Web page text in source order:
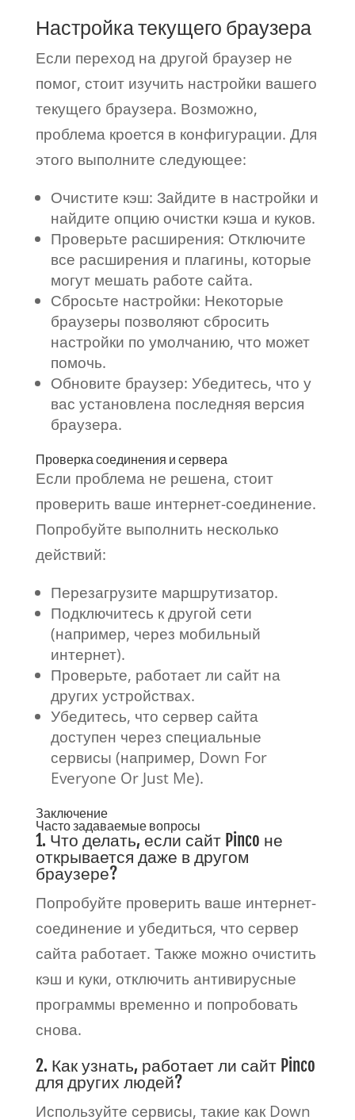
Настройка текущего браузера
Если переход на другой браузер не
помог, стоит изучить настройки вашего
текущего браузера. Возможно,
проблема кроется в конфигурации. Для
этого выполните следующее:
Очистите кэш: Зайдите в настройки и
найдите опцию очистки кэша и куков.
Проверьте расширения: Отключите
все расширения и плагины, которые
могут мешать работе сайта.
Сбросьте настройки: Некоторые
браузеры позволяют сбросить
настройки по умолчанию, что может
помочь.
Обновите браузер: Убедитесь, что у
вас установлена последняя версия
браузера.
Проверка соединения и сервера
Если проблема не решена, стоит
проверить ваше интернет-соединение.
Попробуйте выполнить несколько
действий:
Перезагрузите маршрутизатор.
Подключитесь к другой сети
(например, через мобильный
интернет).
Проверьте, работает ли сайт на
других устройствах.
Убедитесь, что сервер сайта
доступен через специальные
сервисы (например, Down For
Everyone Or Just Me).
Заключение
Часто задаваемые вопросы
1. Что делать, если сайт Pinco не
открывается даже в другом
браузере?
Попробуйте проверить ваше интернет-
соединение и убедиться, что сервер
сайта работает. Также можно очистить
кэш и куки, отключить антивирусные
программы временно и попробовать
снова.
2. Как узнать, работает ли сайт Pinco
для других людей?
Используйте сервисы, такие как Down